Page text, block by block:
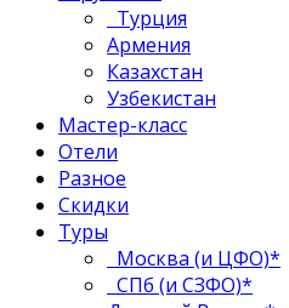
Турция
Армения
Казахстан
Узбекистан
Мастер-класс
Отели
Разное
Скидки
Туры
Москва (и ЦФО)*
СПб (и СЗФО)*